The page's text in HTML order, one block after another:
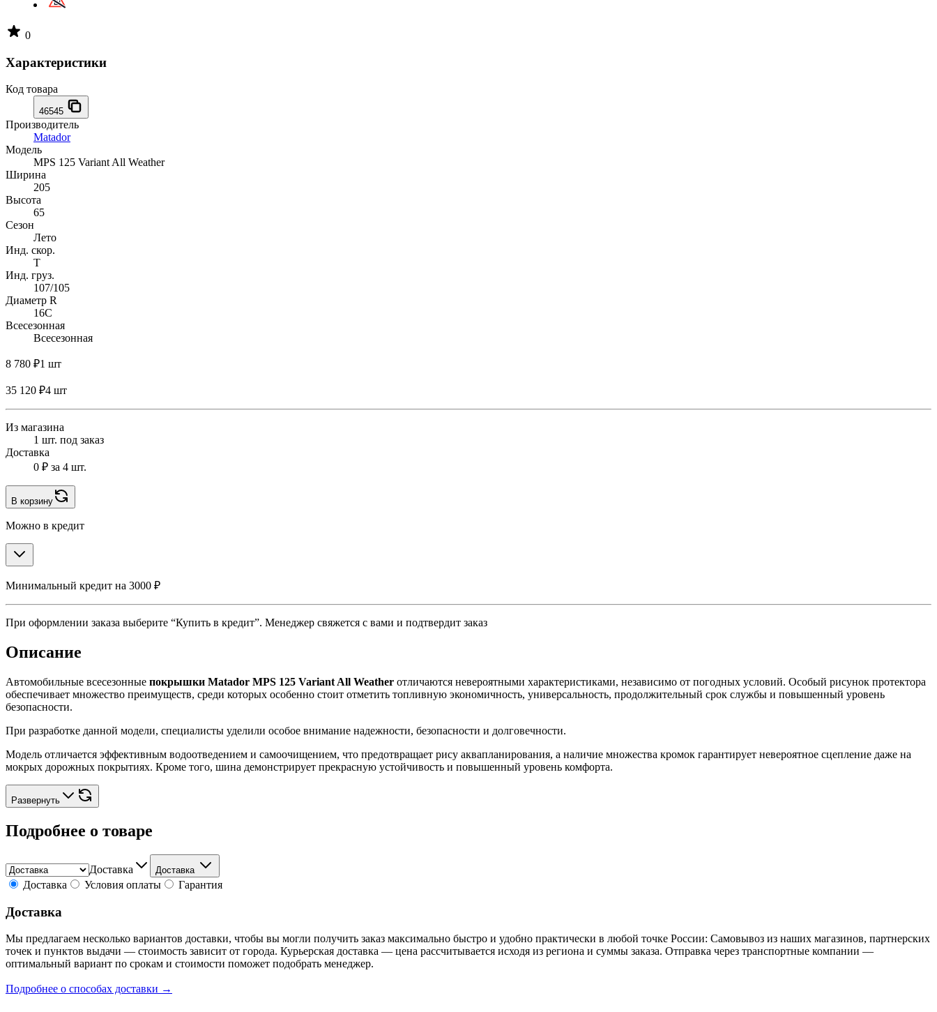
0
Характеристики
Код товара
46545
Производитель
Matador
Модель
MPS 125 Variant All Weather
Ширина
205
Высота
65
Сезон
Лето
Инд. скор.
T
Инд. груз.
107/105
Диаметр R
16C
Всесезонная
Всесезонная
8 780 ₽1 шт
35 120 ₽4 шт
Из магазина
1 шт. под заказ
Доставка
0 ₽ за 4 шт.
В корзину
Можно в кредит
Минимальный кредит на 3000 ₽
При оформлении заказа выберите “Купить в кредит”. Менеджер свяжется с вами и подтвердит заказ
Описание
Автомобильные всесезонные покрышки Matador MPS 125 Variant All Weather отличаются невероятными характеристиками, независимо от погодных условий. Особый рисунок протектора
обеспечивает множество преимуществ, среди которых особенно стоит отметить топливную экономичность, универсальность, продолжительный срок службы и повышенный уровень
безопасности.
При разработке данной модели, специалисты уделили особое внимание надежности, безопасности и долговечности.
Модель отличается эффективным водоотведением и самоочищением, что предотвращает рису аквапланирования, а наличие множества кромок гарантирует невероятное сцепление даже на
мокрых дорожных покрытиях. Кроме того, шина демонстрирует прекрасную устойчивость и повышенный уровень комфорта.
Развернуть
Подробнее о товаре
Доставка Доставка
Доставка Условия оплаты Гарантия
Доставка
Мы предлагаем несколько вариантов доставки, чтобы вы могли получить заказ максимально быстро и удобно практически в любой точке России: Самовывоз из наших магазинов, партнерских
точек и пунктов выдачи — стоимость зависит от города. Курьерская доставка — цена рассчитывается исходя из региона и суммы заказа. Отправка через транспортные компании —
оптимальный вариант по срокам и стоимости поможет подобрать менеджер.
Подробнее о способах доставки →